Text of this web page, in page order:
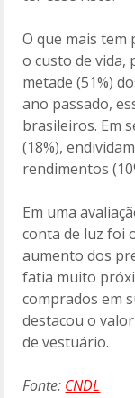
O que mais tem
o custo de vida,
metade (51%)
ano passado,
brasileiros. Em
(18%),
rendimentos
Em uma
conta de luz foi
aumento dos
fatia muito
comprados em
destacou o
de vestuário.
Fonte: CNDL